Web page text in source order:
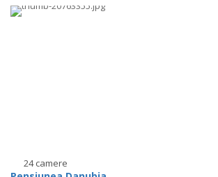
24 camere